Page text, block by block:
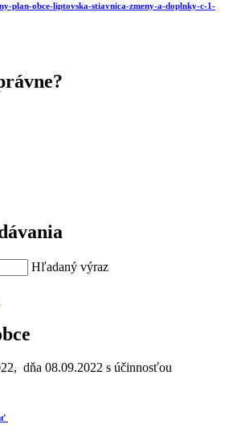
plan-obce-liptovska-stiavnica-zmeny-a-doplnky-c-1-
Hľadaný výraz
dňa 08.09.2022 s účinnosťou